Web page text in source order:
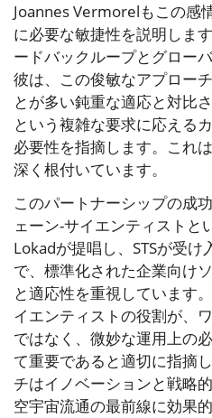
Joannes Vermorelもこの感
に必要な敏捷性を説明しま
ードバックループとグロー
彼は、この俊敏なアプロー
とが多い鈍重な適応と対比
という複雑な要求に応える
必要性を指摘します。これ
深く根付いています。
このパートナーシップの成
ェーン-サイエンティストと
Lokadが提唱し、STSが受
で、標準化された企業向け
と適応性を重視しています
イエンティストの役割が、
ではなく、微妙な運用上の
て重要であると適切に指摘
チはイノベーションと戦略
空宇宙流通の最前線に効果